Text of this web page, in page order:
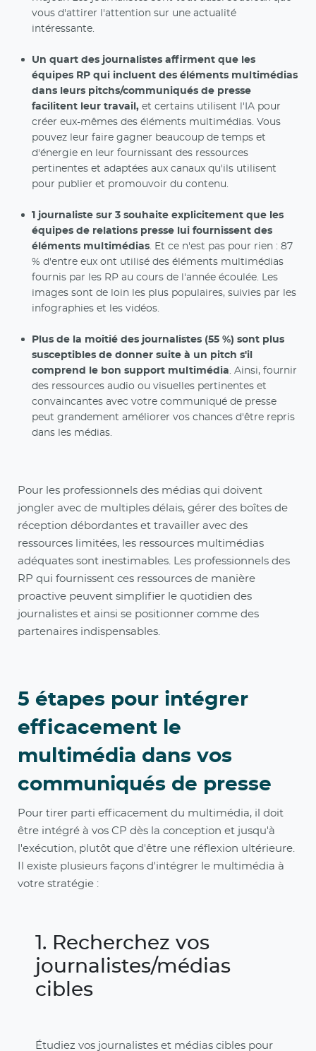
vous d'attirer l'attention sur une actualité
intéressante.
Un quart des journalistes affirment que les
équipes RP qui incluent des éléments multimédias
dans leurs pitchs/communiqués de presse
facilitent leur travail, et certains utilisent l'IA pour
créer eux-mêmes des éléments multimédias. Vous
pouvez leur faire gagner beaucoup de temps et
d'énergie en leur fournissant des ressources
pertinentes et adaptées aux canaux qu'ils utilisent
pour publier et promouvoir du contenu.
1 journaliste sur 3 souhaite explicitement que les
équipes de relations presse lui fournissent des
éléments multimédias . Et ce n'est pas pour rien : 87
% d'entre eux ont utilisé des éléments multimédias
fournis par les RP au cours de l'année écoulée. Les
images sont de loin les plus populaires, suivies par les
infographies et les vidéos.
Plus de la moitié des journalistes (55 %) sont plus
susceptibles de donner suite à un pitch s'il
comprend le bon support multimédia . Ainsi, fournir
des ressources audio ou visuelles pertinentes et
convaincantes avec votre communiqué de presse
peut grandement améliorer vos chances d'être repris
dans les médias.
Pour les professionnels des médias qui doivent
jongler avec de multiples délais, gérer des boîtes de
réception débordantes et travailler avec des
ressources limitées, les ressources multimédias
adéquates sont inestimables. Les professionnels des
RP qui fournissent ces ressources de manière
proactive peuvent simplifier le quotidien des
journalistes et ainsi se positionner comme des
partenaires indispensables.
5 étapes pour intégrer
efficacement le
multimédia dans vos
communiqués de presse
Pour tirer parti efficacement du multimédia, il doit
être intégré à vos CP dès la conception et jusqu'à
l'exécution, plutôt que d'être une réflexion ultérieure.
Il existe plusieurs façons d'intégrer le multimédia à
votre stratégie :
1. Recherchez vos
journalistes/médias
cibles
Étudiez vos journalistes et médias cibles pour